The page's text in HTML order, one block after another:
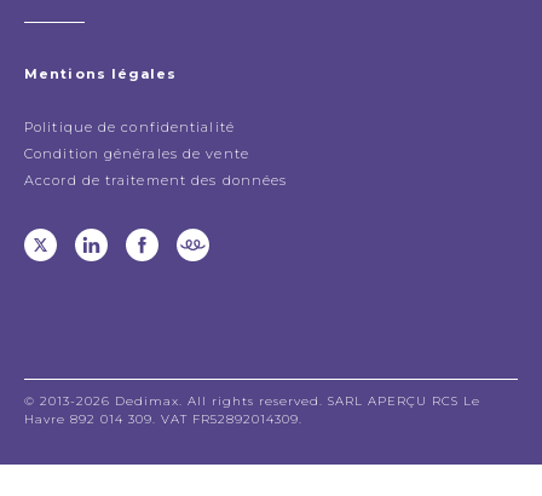
Mentions légales
Politique de confidentialité
Condition générales de vente
Accord de traitement des données
© 2013-2026 Dedimax. All rights reserved. SARL APERÇU RCS Le
Havre 892 014 309. VAT FR52892014309.